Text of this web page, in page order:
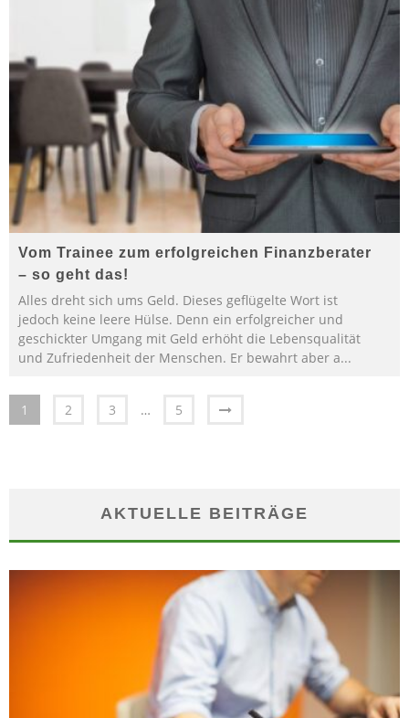
Vom Trainee zum erfolgreichen Finanzberater
– so geht das!
Alles dreht sich ums Geld. Dieses geflügelte Wort ist
jedoch keine leere Hülse. Denn ein erfolgreicher und
geschickter Umgang mit Geld erhöht die Lebensqualität
und Zufriedenheit der Menschen. Er bewahrt aber a...
1 2 3 … 5
AKTUELLE BEITRÄGE